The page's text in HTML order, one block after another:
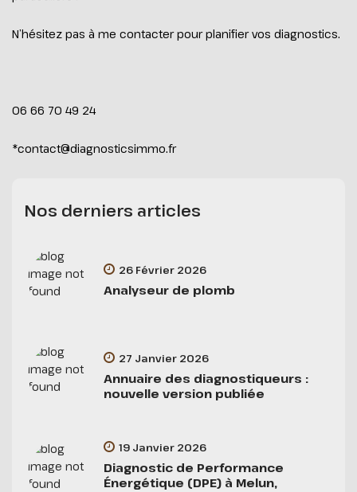
N’hésitez pas à me contacter pour planifier vos diagnostics.
06 66 70 49 24
*contact@diagnosticsimmo.fr
Nos derniers articles
26 Février 2026
Analyseur de plomb
27 Janvier 2026
Annuaire des diagnostiqueurs :
nouvelle version publiée
19 Janvier 2026
Diagnostic de Performance
Énergétique (DPE) à Melun,